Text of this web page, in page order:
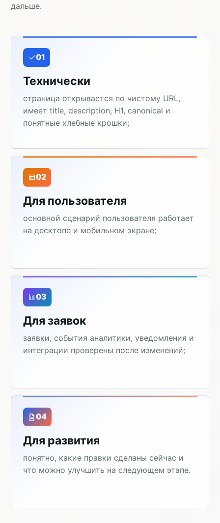
дальше.
01
Технически
страница открывается по чистому URL,
имеет title, description, H1, canonical и
понятные хлебные крошки;
02
Для пользователя
основной сценарий пользователя работает
на десктопе и мобильном экране;
03
Для заявок
заявки, события аналитики, уведомления и
интеграции проверены после изменений;
04
Для развития
понятно, какие правки сделаны сейчас и
что можно улучшить на следующем этапе.